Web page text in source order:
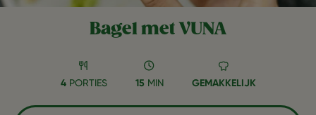
Bagel met VUNA
4 PORTIES 15 MIN GEMAKKELIJK